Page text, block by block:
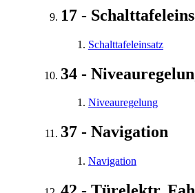
17 -
Schalttafeleinsatz
34 -
Niveauregelung
37 - Navigation
Navigation